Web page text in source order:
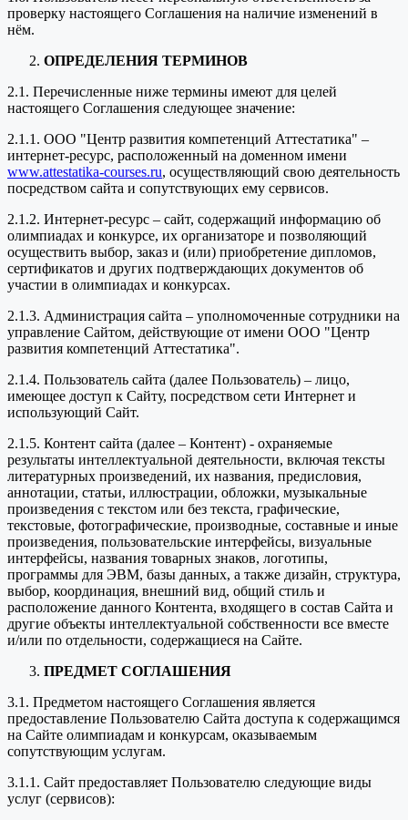
проверку настоящего Соглашения на наличие изменений в
нём.
ОПРЕДЕЛЕНИЯ ТЕРМИНОВ
2.1. Перечисленные ниже термины имеют для целей
настоящего Соглашения следующее значение:
2.1.1. ООО "Центр развития компетенций Аттестатика" –
интернет-ресурс, расположенный на доменном имени
www.attestatika-courses.ru, осуществляющий свою деятельность
посредством сайта и сопутствующих ему сервисов.
2.1.2. Интернет-ресурс – сайт, содержащий информацию об
олимпиадах и конкурсе, их организаторе и позволяющий
осуществить выбор, заказ и (или) приобретение дипломов,
сертификатов и других подтверждающих документов об
участии в олимпиадах и конкурсах.
2.1.3. Администрация сайта – уполномоченные сотрудники на
управление Сайтом, действующие от имени ООО "Центр
развития компетенций Аттестатика".
2.1.4. Пользователь сайта (далее Пользователь) – лицо,
имеющее доступ к Сайту, посредством сети Интернет и
использующий Сайт.
2.1.5. Контент сайта (далее – Контент) - охраняемые
результаты интеллектуальной деятельности, включая тексты
литературных произведений, их названия, предисловия,
аннотации, статьи, иллюстрации, обложки, музыкальные
произведения с текстом или без текста, графические,
текстовые, фотографические, производные, составные и иные
произведения, пользовательские интерфейсы, визуальные
интерфейсы, названия товарных знаков, логотипы,
программы для ЭВМ, базы данных, а также дизайн, структура,
выбор, координация, внешний вид, общий стиль и
расположение данного Контента, входящего в состав Сайта и
другие объекты интеллектуальной собственности все вместе
и/или по отдельности, содержащиеся на Сайте.
ПРЕДМЕТ СОГЛАШЕНИЯ
3.1. Предметом настоящего Соглашения является
предоставление Пользователю Сайта доступа к содержащимся
на Сайте олимпиадам и конкурсам, оказываемым
сопутствующим услугам.
3.1.1. Сайт предоставляет Пользователю следующие виды
услуг (сервисов):